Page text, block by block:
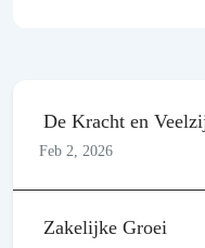
De Kracht en
Feb 2, 2026
Zakelijke Groei